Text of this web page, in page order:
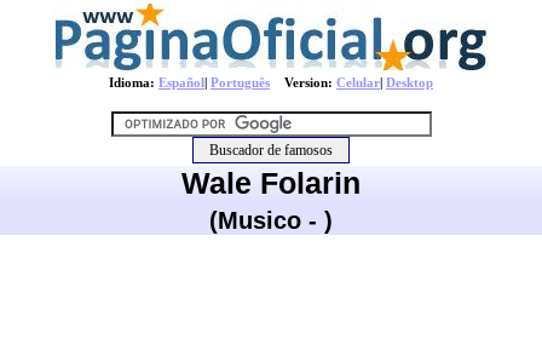
Idioma: Español| Português Version: Celular| Desktop
Wale Folarin
(Musico - )